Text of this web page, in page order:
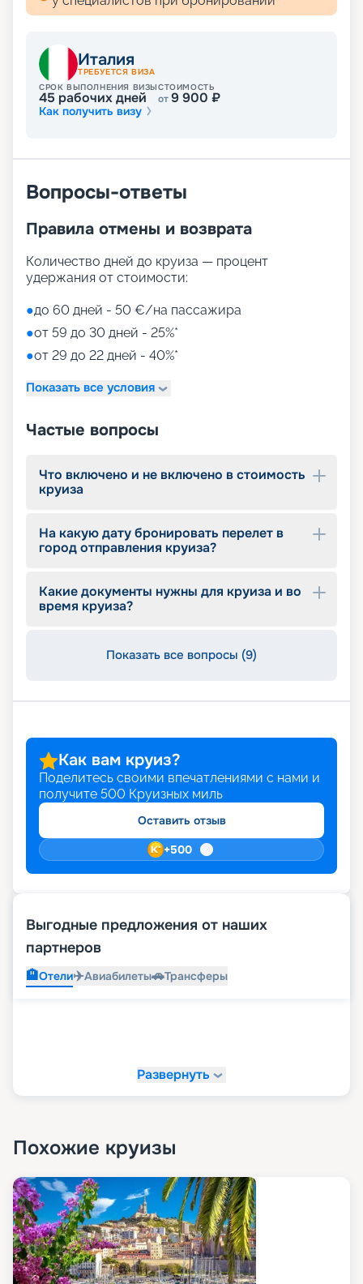
концепции. Выбирайте на свой вкус!
Развлечения на лайнере
Лайнер предлагает огромное разнообразие
На выбор представлены такие пространства:
релаксационный комплекс только для взрослых)
бассейнами, клубами, игровыми зонами)
для детей)
Aquapark (с открытыми игровыми
водными пушками, 3 водными горками с
эффектами виртуальной реальности)
мини-гольф и теннис
7 бассейнов
детский внутренний комплекс,
Италия
ТРЕБУЕТСЯ ВИЗА
СРОК ВЫПОЛНЕНИЯ ВИЗЫ
45 рабочих дней
СТОИМОСТЬ
от9 900 ₽
Как получить визу
Вопросы-ответы
Правила отмены и возврата
Количество дней до круиза — процент
удержания от стоимости:
●до 60 дней - 50 €/на пассажира
●от 59 до 30 дней - 25%*
●от 29 до 22 дней - 40%*
Показать все условия
Частые вопросы
Что включено и не включено в стоимость
круиза
На какую дату бронировать перелет в
город отправления круиза?
Какие документы нужны для круиза и во
время круиза?
Показать все вопросы (9)
Как вам круиз?
Поделитесь своими впечатлениями с нами и
получите 500 Круизных миль
Оставить отзыв
+500
Выгодные предложения от наших
партнеров
🏨Отели✈️Авиабилеты🚗Трансферы
Развернуть
Похожие круизы